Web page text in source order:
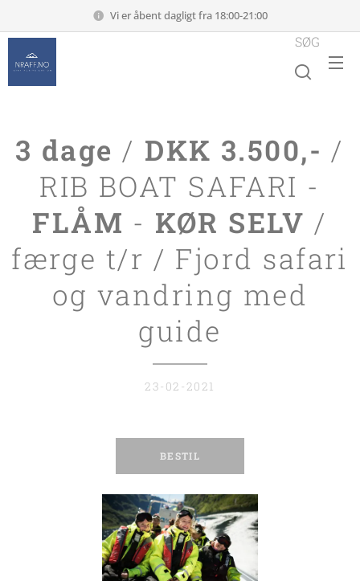
Vi er åbent dagligt fra 18:00-21:00
SØG
3 dage / DKK 3.500,- /
RIB BOAT SAFARI -
FLÅM - KØR SELV /
færge t/r / Fjord safari
og vandring med
guide
23-02-2021
BESTIL